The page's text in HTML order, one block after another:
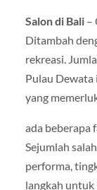
Salon di Bali–
Ditambah
rekreasi.
Pulau Dewata
yang
ada beberapa
Sejumlah
performa,
langkah untuk